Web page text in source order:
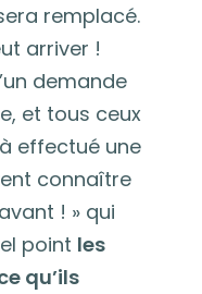
remplacé.
arriver !
demande
et tous ceux
effectué une
connaître
! » qui
point les
qu’ils